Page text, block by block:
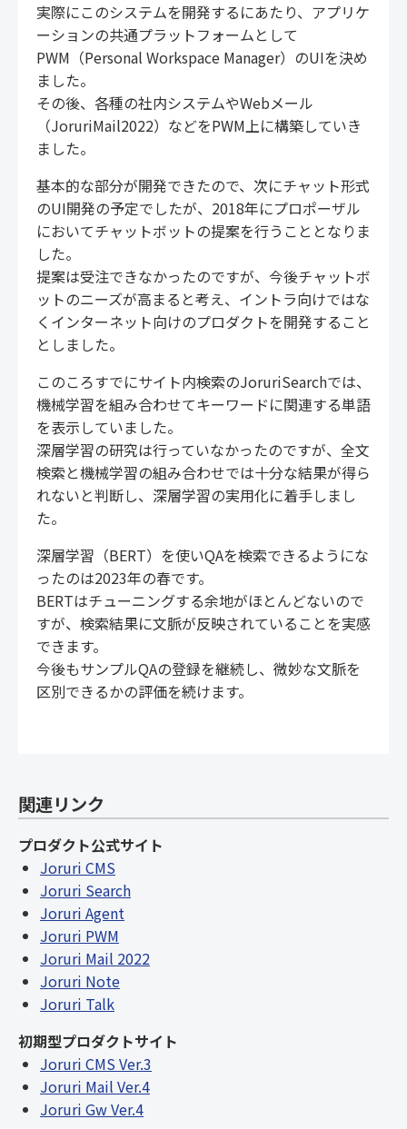
実際にこのシステムを開発するにあたり、アプリケ
ーションの共通プラットフォームとして
PWM（Personal Workspace Manager）のUIを決め
ました。
その後、各種の社内システムやWebメール
（JoruriMail2022）などをPWM上に構築していき
ました。
基本的な部分が開発できたので、次にチャット形式
のUI開発の予定でしたが、2018年にプロポーザル
においてチャットボットの提案を行うこととなりま
した。
提案は受注できなかったのですが、今後チャットボ
ットのニーズが高まると考え、イントラ向けではな
くインターネット向けのプロダクトを開発すること
としました。
このころすでにサイト内検索のJoruriSearchでは、
機械学習を組み合わせてキーワードに関連する単語
を表示していました。
深層学習の研究は行っていなかったのですが、全文
検索と機械学習の組み合わせでは十分な結果が得ら
れないと判断し、深層学習の実用化に着手しまし
た。
深層学習（BERT）を使いQAを検索できるようにな
ったのは2023年の春です。
BERTはチューニングする余地がほとんどないので
すが、検索結果に文脈が反映されていることを実感
できます。
今後もサンプルQAの登録を継続し、微妙な文脈を
区別できるかの評価を続けます。
関連リンク
プロダクト公式サイト
Joruri CMS
Joruri Search
Joruri Agent
Joruri PWM
Joruri Mail 2022
Joruri Note
Joruri Talk
初期型プロダクトサイト
Joruri CMS Ver.3
Joruri Mail Ver.4
Joruri Gw Ver.4